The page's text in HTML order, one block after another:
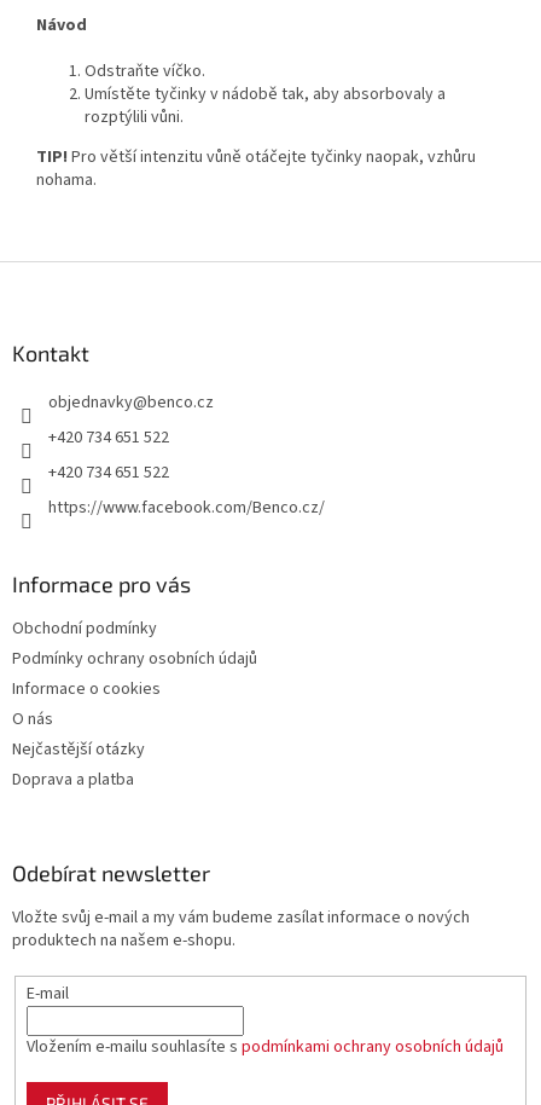
Návod
Odstraňte víčko.
Umístěte tyčinky v nádobě tak, aby absorbovaly a
rozptýlili vůni.
TIP! Pro větší intenzitu vůně otáčejte tyčinky naopak, vzhůru
nohama.
Kontakt
objednavky@benco.cz
+420 734 651 522
+420 734 651 522
https://www.facebook.com/Benco.cz/
Informace pro vás
Obchodní podmínky
Podmínky ochrany osobních údajů
Informace o cookies
O nás
Nejčastější otázky
Doprava a platba
Odebírat newsletter
Vložte svůj e-mail a my vám budeme zasílat informace o nových
produktech na našem e-shopu.
E-mail
Vložením e-mailu souhlasíte s podmínkami ochrany osobních údajů